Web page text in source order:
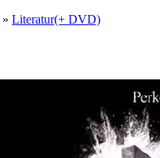
» Literatur(+ DVD)